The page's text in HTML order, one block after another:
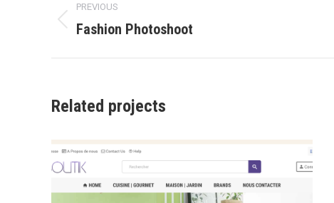
de
commentaire
PREVIOUS
Onglet
Fashion Photoshoot
Related projects